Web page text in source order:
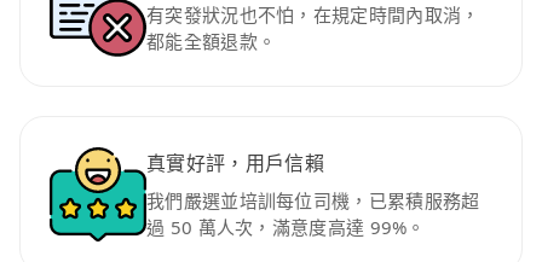
有突發狀況也不怕，在規定時間內取消，
都能全額退款。
真實好評，用戶信賴
我們嚴選並培訓每位司機，已累積服務超
過 50 萬人次，滿意度高達 99%。